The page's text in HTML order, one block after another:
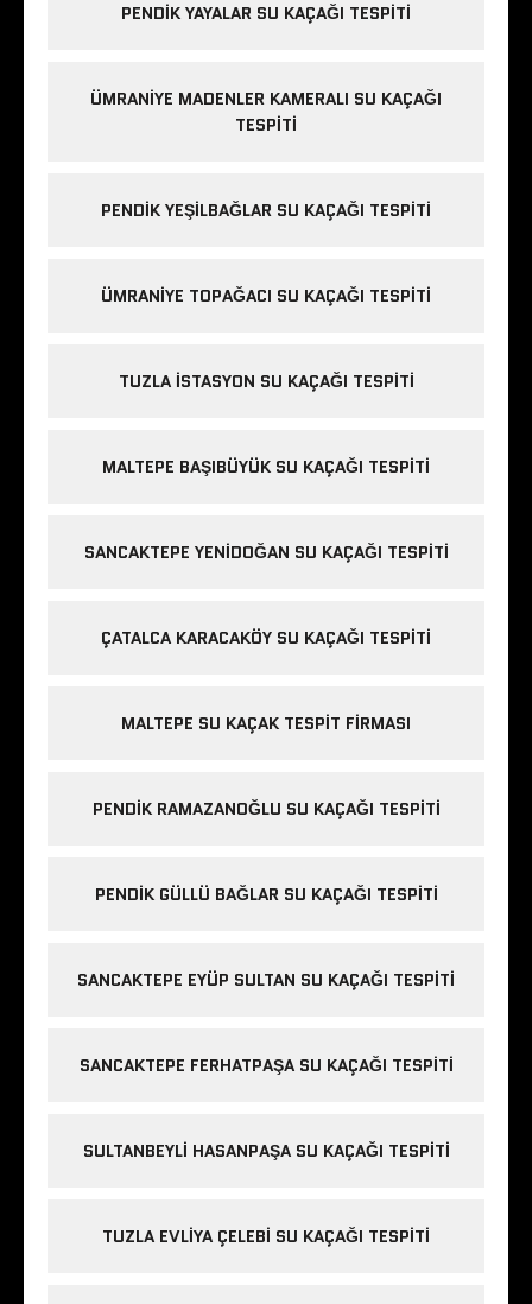
PENDIK YAYALAR SU KAÇAĞI TESPITI
ÜMRANIYE MADENLER KAMERALI SU KAÇAĞI
TESPITI
PENDIK YEŞILBAĞLAR SU KAÇAĞI TESPITI
ÜMRANIYE TOPAĞACI SU KAÇAĞI TESPITI
TUZLA İSTASYON SU KAÇAĞI TESPITI
MALTEPE BAŞIBÜYÜK SU KAÇAĞI TESPITI
SANCAKTEPE YENIDOĞAN SU KAÇAĞI TESPITI
ÇATALCA KARACAKÖY SU KAÇAĞI TESPITI
MALTEPE SU KAÇAK TESPIT FIRMASI
PENDIK RAMAZANOĞLU SU KAÇAĞI TESPITI
PENDIK GÜLLÜ BAĞLAR SU KAÇAĞI TESPITI
SANCAKTEPE EYÜP SULTAN SU KAÇAĞI TESPITI
SANCAKTEPE FERHATPAŞA SU KAÇAĞI TESPITI
SULTANBEYLI HASANPAŞA SU KAÇAĞI TESPITI
TUZLA EVLIYA ÇELEBI SU KAÇAĞI TESPITI